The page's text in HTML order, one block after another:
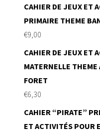
CAHIER DE JEUX ET
PRIMAIRE THEME
€9,00
CAHIER DE JEUX ET
MATERNELLE
FORET
€6,30
CAHIER “PIRATE”
ET ACTIVITÉS POUR